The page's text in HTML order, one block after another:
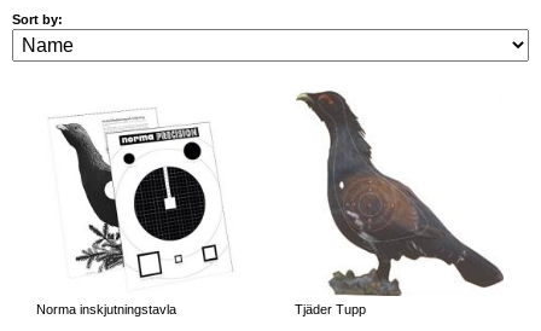
Sort by:
Norma inskjutningstavla Tjäder Tupp